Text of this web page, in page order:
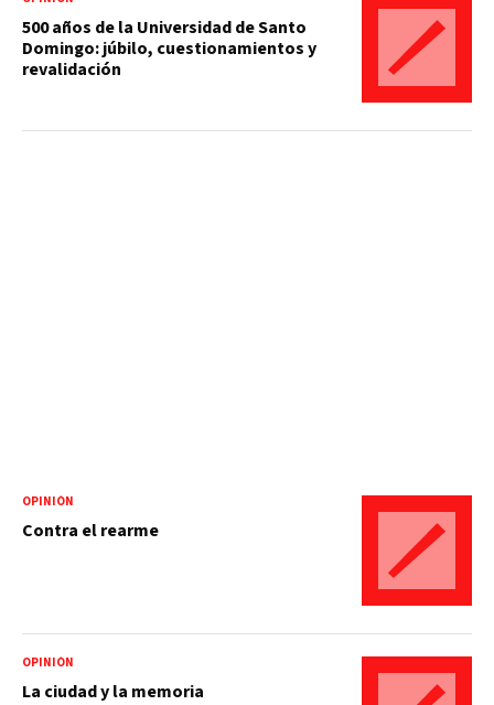
500 años de la Universidad de Santo
Domingo: júbilo, cuestionamientos y
revalidación
OPINIÓN
Contra el rearme
OPINIÓN
La ciudad y la memoria